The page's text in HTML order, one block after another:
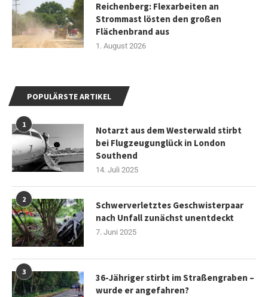
Reichenberg: Flexarbeiten an
Strommast lösten den großen
Flächenbrand aus
1. August 2026
POPULÄRSTE ARTIKEL
1
Notarzt aus dem Westerwald stirbt
bei Flugzeugunglück in London
Southend
14. Juli 2025
2
Schwerverletztes Geschwisterpaar
nach Unfall zunächst unentdeckt
7. Juni 2025
3
36-Jähriger stirbt im Straßengraben –
wurde er angefahren?